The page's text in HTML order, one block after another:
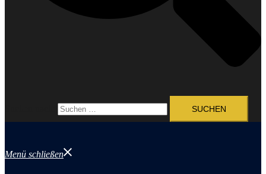
Menü schließen